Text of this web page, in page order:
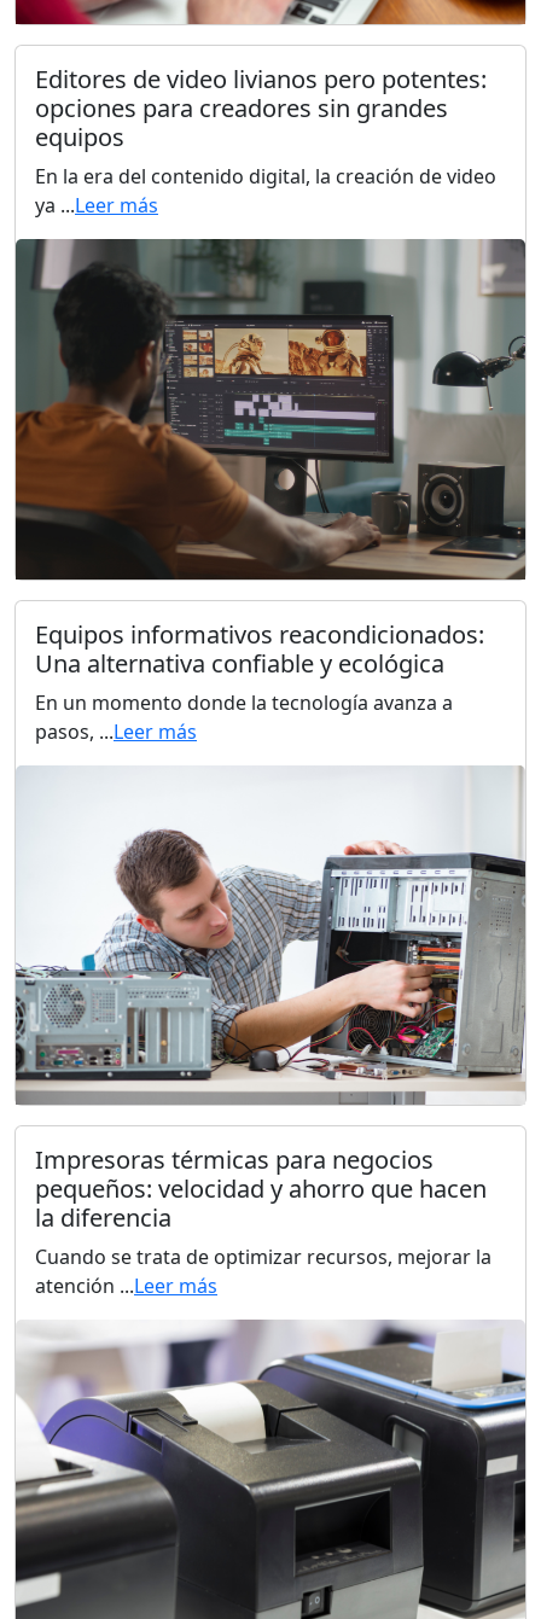
Editores de video livianos pero potentes:
opciones para creadores sin grandes
equipos
En la era del contenido digital, la creación de video
ya ...Leer más
Equipos informativos reacondicionados:
Una alternativa confiable y ecológica
En un momento donde la tecnología avanza a
pasos, ...Leer más
Impresoras térmicas para negocios
pequeños: velocidad y ahorro que hacen
la diferencia
Cuando se trata de optimizar recursos, mejorar la
atención ...Leer más